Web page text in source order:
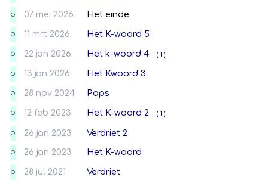
O 07 mei 2026 Het einde
O 11 mrt 2026 Het K-woord 5
O 22 jan 2026 Het k-woord 4 ( 1 )
O 13 jan 2026 Het Kwoord 3
O 28 nov 2024 Paps
O 12 feb 2023 Het K-woord 2 ( 1 )
O 26 jan 2023 Verdriet 2
O 26 jan 2023 Het K-woord
O 28 jul 2021 Verdriet